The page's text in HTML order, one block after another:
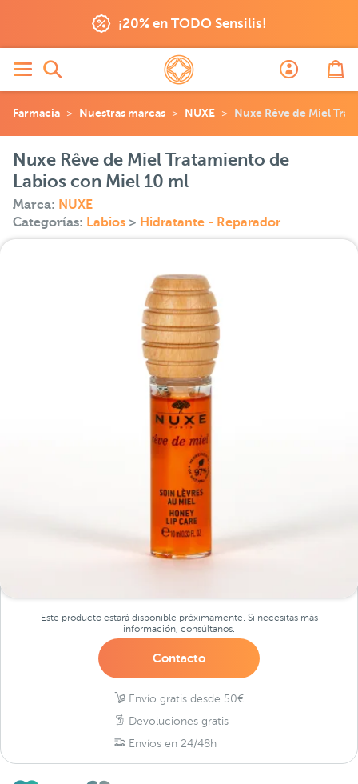
¡20% en TODO Sensilis!
Farmacia Nuestras marcas NUXE Nuxe Rêve de Miel
Nuxe Rêve de Miel Tratamiento de
Labios con Miel 10 ml
Marca: NUXE
Categorías: Labios > Hidratante - Reparador
Este producto estará disponible próximamente. Si necesitas más
información, consúltanos.
Contacto
Envío gratis desde 50€
Devoluciones gratis
Envíos en 24/48h